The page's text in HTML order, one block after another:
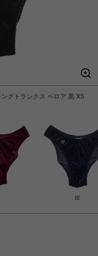
グトランクス ベロア 黒 XS
紺